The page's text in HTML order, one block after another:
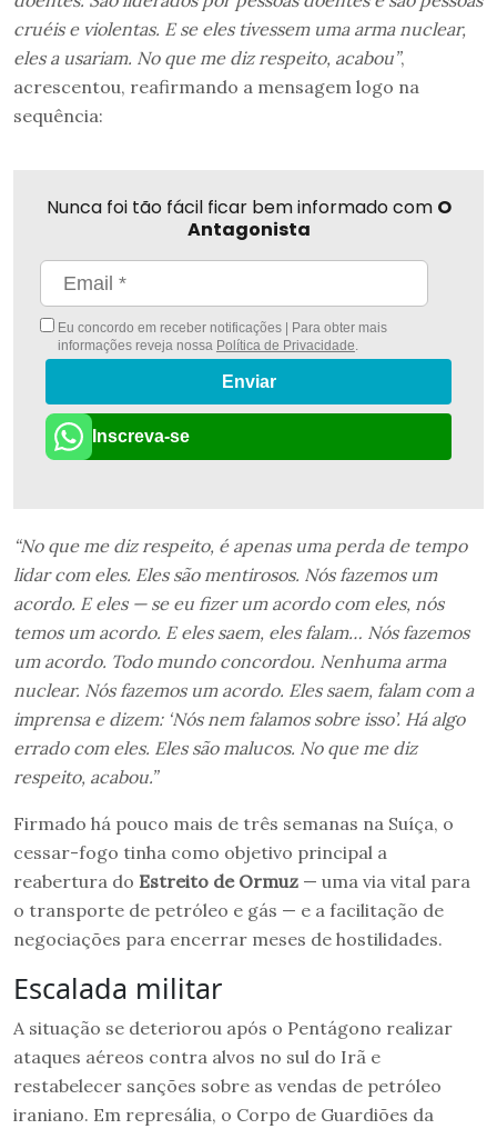
cruéis e violentas. E se eles tivessem uma arma nuclear,
eles a usariam. No que me diz respeito, acabou”,
acrescentou, reafirmando a mensagem logo na
sequência:
Nunca foi tão fácil ficar bem informado com O
Antagonista
Eu concordo em receber notificações | Para obter mais
informações reveja nossa Política de Privacidade.
Enviar
Inscreva-se
“No que me diz respeito, é apenas uma perda de tempo
lidar com eles. Eles são mentirosos. Nós fazemos um
acordo. E eles — se eu fizer um acordo com eles, nós
temos um acordo. E eles saem, eles falam… Nós fazemos
um acordo. Todo mundo concordou. Nenhuma arma
nuclear. Nós fazemos um acordo. Eles saem, falam com a
imprensa e dizem: ‘Nós nem falamos sobre isso’. Há algo
errado com eles. Eles são malucos. No que me diz
respeito, acabou.”
Firmado há pouco mais de três semanas na Suíça, o
cessar-fogo tinha como objetivo principal a
reabertura do Estreito de Ormuz — uma via vital para
o transporte de petróleo e gás — e a facilitação de
negociações para encerrar meses de hostilidades.
Escalada militar
A situação se deteriorou após o Pentágono realizar
ataques aéreos contra alvos no sul do Irã e
restabelecer sanções sobre as vendas de petróleo
iraniano. Em represália, o Corpo de Guardiões da